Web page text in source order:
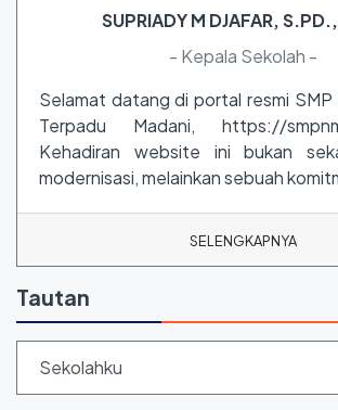
SUPRIADY M DJAFAR,
- Kepala Sekolah -
Selamat datang di portal resmi
Terpadu Madani, https://
Kehadiran website ini bukan
modernisasi, melainkan sebuah
SELENGKAPNYA
Tautan
Sekolahku